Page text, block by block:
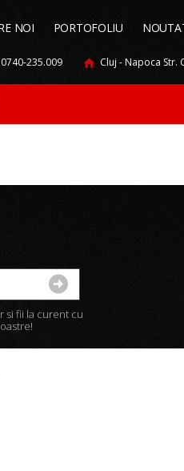
NOI PORTOFOLIU
0740-235.009 Cluj - Napoca Str.
si fii la curent cu